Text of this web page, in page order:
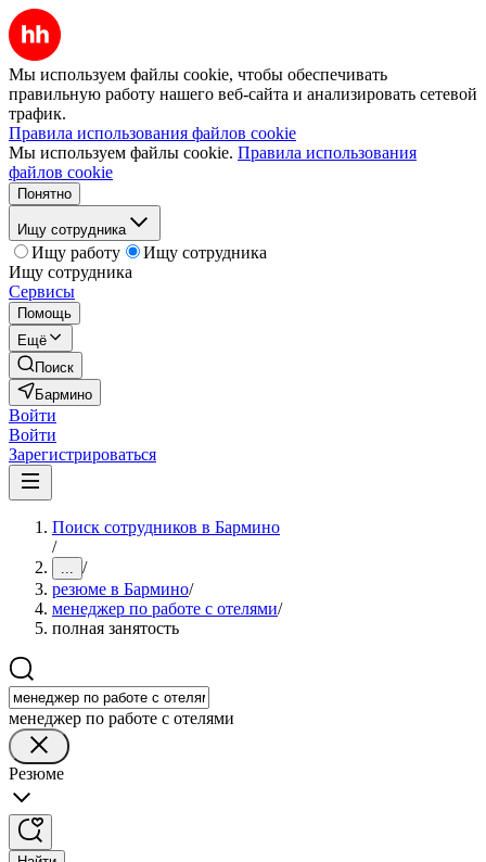
Мы используем файлы cookie, чтобы обеспечивать
правильную работу нашего веб-сайта и анализировать сетевой
трафик.
Правила использования файлов cookie
Мы используем файлы cookie. Правила использования
файлов cookie
Понятно
Ищу сотрудника
Ищу работу
Ищу сотрудника
Ищу сотрудника
Сервисы
Помощь
Ещё
Поиск
Бармино
Войти
Войти
Зарегистрироваться
Поиск сотрудников в Бармино
/
... /
резюме в Бармино/
менеджер по работе с отелями/
полная занятость
менеджер по работе с отелями
Резюме